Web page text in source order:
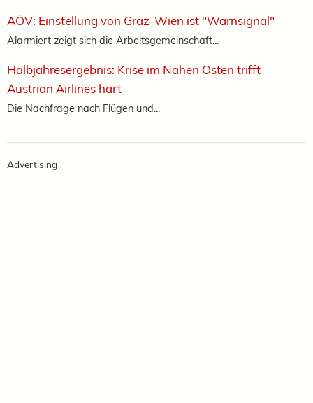
AÖV: Einstellung von Graz–Wien ist "Warnsignal"
Alarmiert zeigt sich die Arbeitsgemeinschaft...
Halbjahresergebnis: Krise im Nahen Osten trifft
Austrian Airlines hart
Die Nachfrage nach Flügen und...
Advertising